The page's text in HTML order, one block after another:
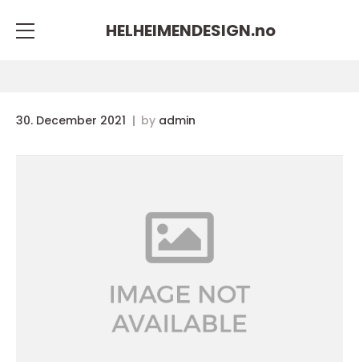
HELHEIMENDESIGN.no
30. December 2021 by admin